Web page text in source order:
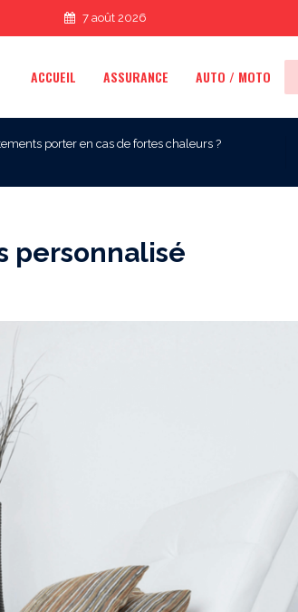
7 août 2026
ACCUEIL ASSURANCE AUTO / MOTO
porter en cas de fortes chaleurs ?
personnalisé